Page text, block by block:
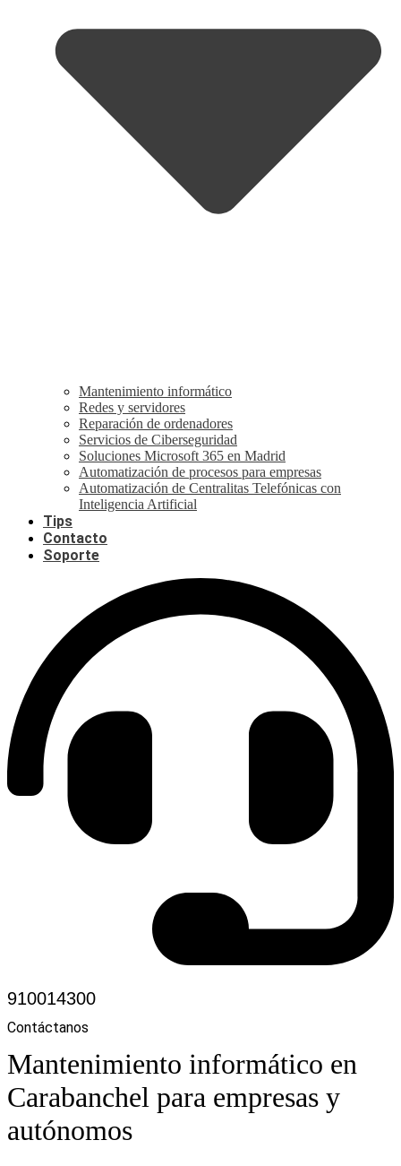
Mantenimiento informático
Redes y servidores
Reparación de ordenadores
Servicios de Ciberseguridad
Soluciones Microsoft 365 en Madrid
Automatización de procesos para empresas
Automatización de Centralitas Telefónicas con
Inteligencia Artificial
Tips
Contacto
Soporte
910014300
Contáctanos
Mantenimiento informático en
Carabanchel para empresas y
autónomos